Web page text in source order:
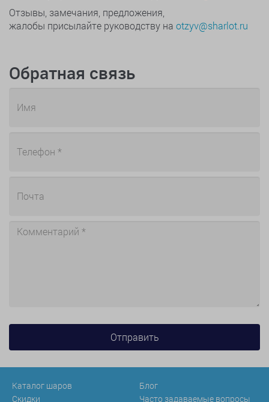
Отзывы, замечания, предложения,
жалобы присылайте руководству на otzyv@sharlot.ru
Обратная связь
Каталог шаров
Скидки
Блог
Часто задаваемые вопросы